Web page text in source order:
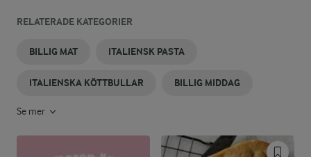
RELATERADE KATEGORIER
BILLIG MAT ITALIENSK PASTA
ITALIENSKA KÖTTBULLAR BILLIG MIDDAG
Se mer